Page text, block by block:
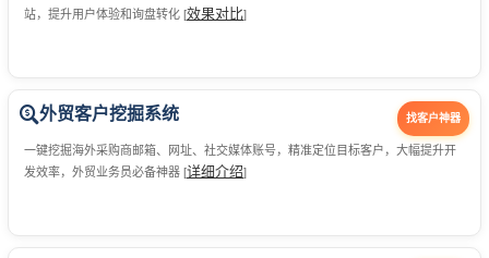
站，提升用户体验和询盘转化 [效果对比]
找客户神器
外贸客户挖掘系统
一键挖掘海外采购商邮箱、网址、社交媒体账号，精准定位目标客户，大幅提升开
发效率，外贸业务员必备神器 [详细介绍]